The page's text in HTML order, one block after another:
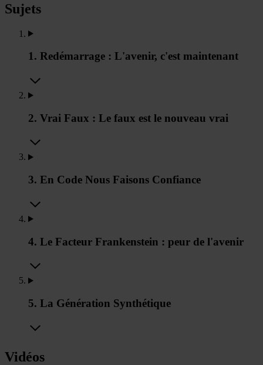
Sujets
1. Redémarrage : L'avenir, c'est maintenant
2. Vrai Faux : Le faux est le nouveau vrai
3. En Code Nous Faisons Confiance
4. Le Facteur Frankenstein : peur de l'avenir
5. La Génération Synthétique
Vidéos